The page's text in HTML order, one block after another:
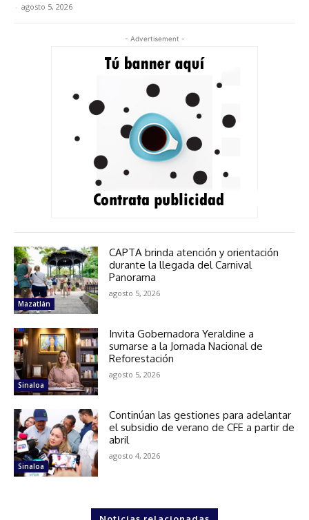
- agosto 5, 2026
- Advertisement -
Mazatlán
CAPTA brinda atención y orientación
durante la llegada del Carnival
Panorama
agosto 5, 2026
Sinaloa
Invita Gobernadora Yeraldine a
sumarse a la Jornada Nacional de
Reforestación
agosto 5, 2026
Sinaloa
Continúan las gestiones para adelantar
el subsidio de verano de CFE a partir de
abril
agosto 4, 2026